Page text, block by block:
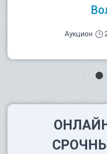
Аукцион